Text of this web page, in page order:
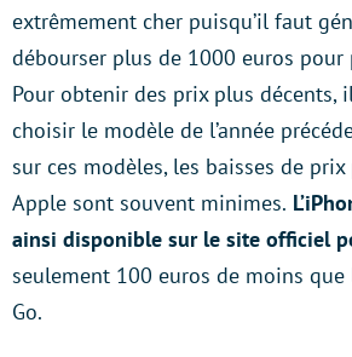
extrêmement cher puisqu’il faut
débourser plus de 1000 euros pour
Pour obtenir des prix plus décents,
choisir le modèle de l’année
sur ces modèles, les baisses de
Apple sont souvent minimes.
ainsi disponible sur le site officiel
seulement 100 euros de moins que
Go.